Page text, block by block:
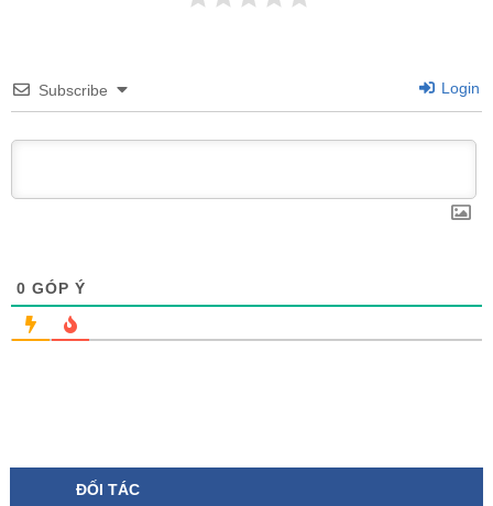
Subscribe Login
0 GÓP Ý
ĐỐI TÁC